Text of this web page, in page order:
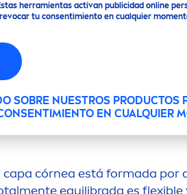
herramientas activan publicidad online
tu consentimiento en cualquier
SOBRE NUESTROS PRODUCTOS
EN CUALQUIER
preguntas más
córnea está formada por
mente equilibrada es